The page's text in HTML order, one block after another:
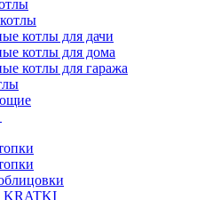
котлы для дачи
котлы для дома
котлы для гаража
KRATKI